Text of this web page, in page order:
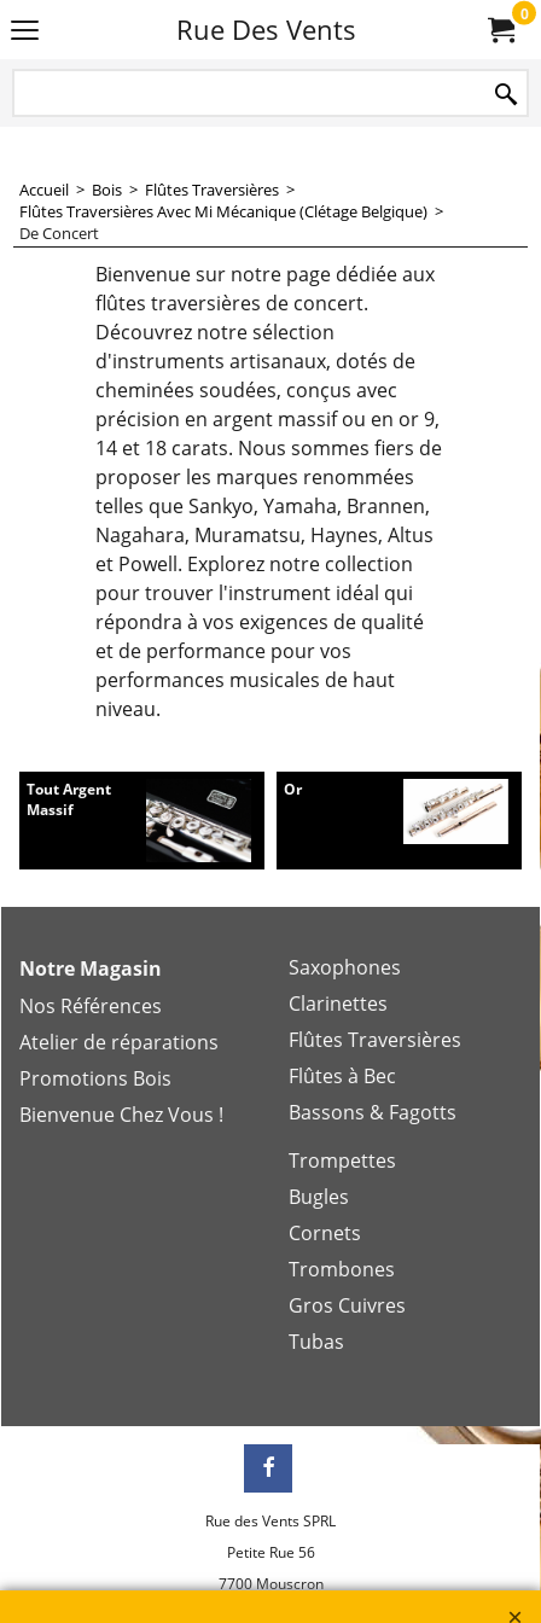
Rue Des Vents 0
Accueil > Bois > Flûtes Traversières >
Flûtes Traversières Avec Mi Mécanique (Clétage Belgique) >
De Concert
Bienvenue sur notre page dédiée aux
flûtes traversières de concert.
Découvrez notre sélection
d'instruments artisanaux, dotés de
cheminées soudées, conçus avec
précision en argent massif ou en or 9,
14 et 18 carats. Nous sommes fiers de
proposer les marques renommées
telles que Sankyo, Yamaha, Brannen,
Nagahara, Muramatsu, Haynes, Altus
et Powell. Explorez notre collection
pour trouver l'instrument idéal qui
répondra à vos exigences de qualité
et de performance pour vos
performances musicales de haut
niveau.
Tout Argent
Massif
Or
Notre Magasin
Nos Références
Atelier de réparations
Promotions Bois
Bienvenue Chez Vous !
Saxophones
Clarinettes
Flûtes Traversières
Flûtes à Bec
Bassons & Fagotts
Trompettes
Bugles
Cornets
Trombones
Gros Cuivres
Tubas
Rue des Vents SPRL
Petite Rue 56
7700 Mouscron